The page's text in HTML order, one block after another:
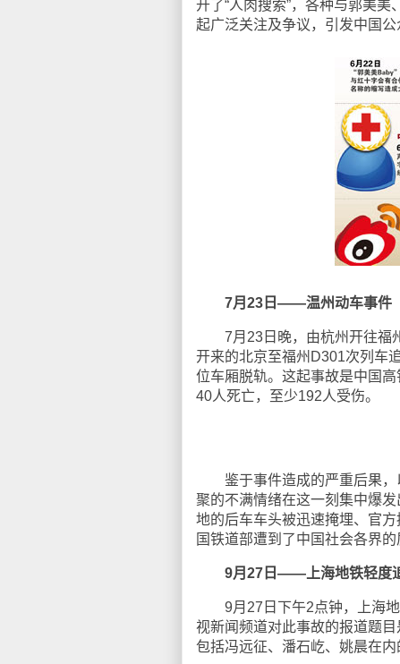
开了“人肉搜索”，各种与郭美美
起广泛关注及争议，引发中国
7月23日——温州动车事件
7月23日晚，由杭州开往福州
开来的北京至福州D301次列车
位车厢脱轨。这起事故是中国
40人死亡，至少192人受伤。
鉴于事件造成的严重后果，
聚的不满情绪在这一刻集中爆
地的后车车头被迅速掩埋、官
国铁道部遭到了中国社会各界的
9月27日——上海地铁轻度
9月27日下午2点钟，上海地
视新闻频道对此事故的报道题目
包括冯远征、潘石屹、姚晨在